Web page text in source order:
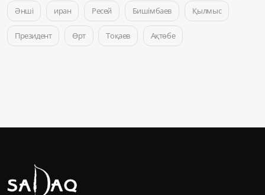
Әнші иран Ресей Бишімбаев Қылмыс
Президент Өрт Тоқаев Ақтөбе